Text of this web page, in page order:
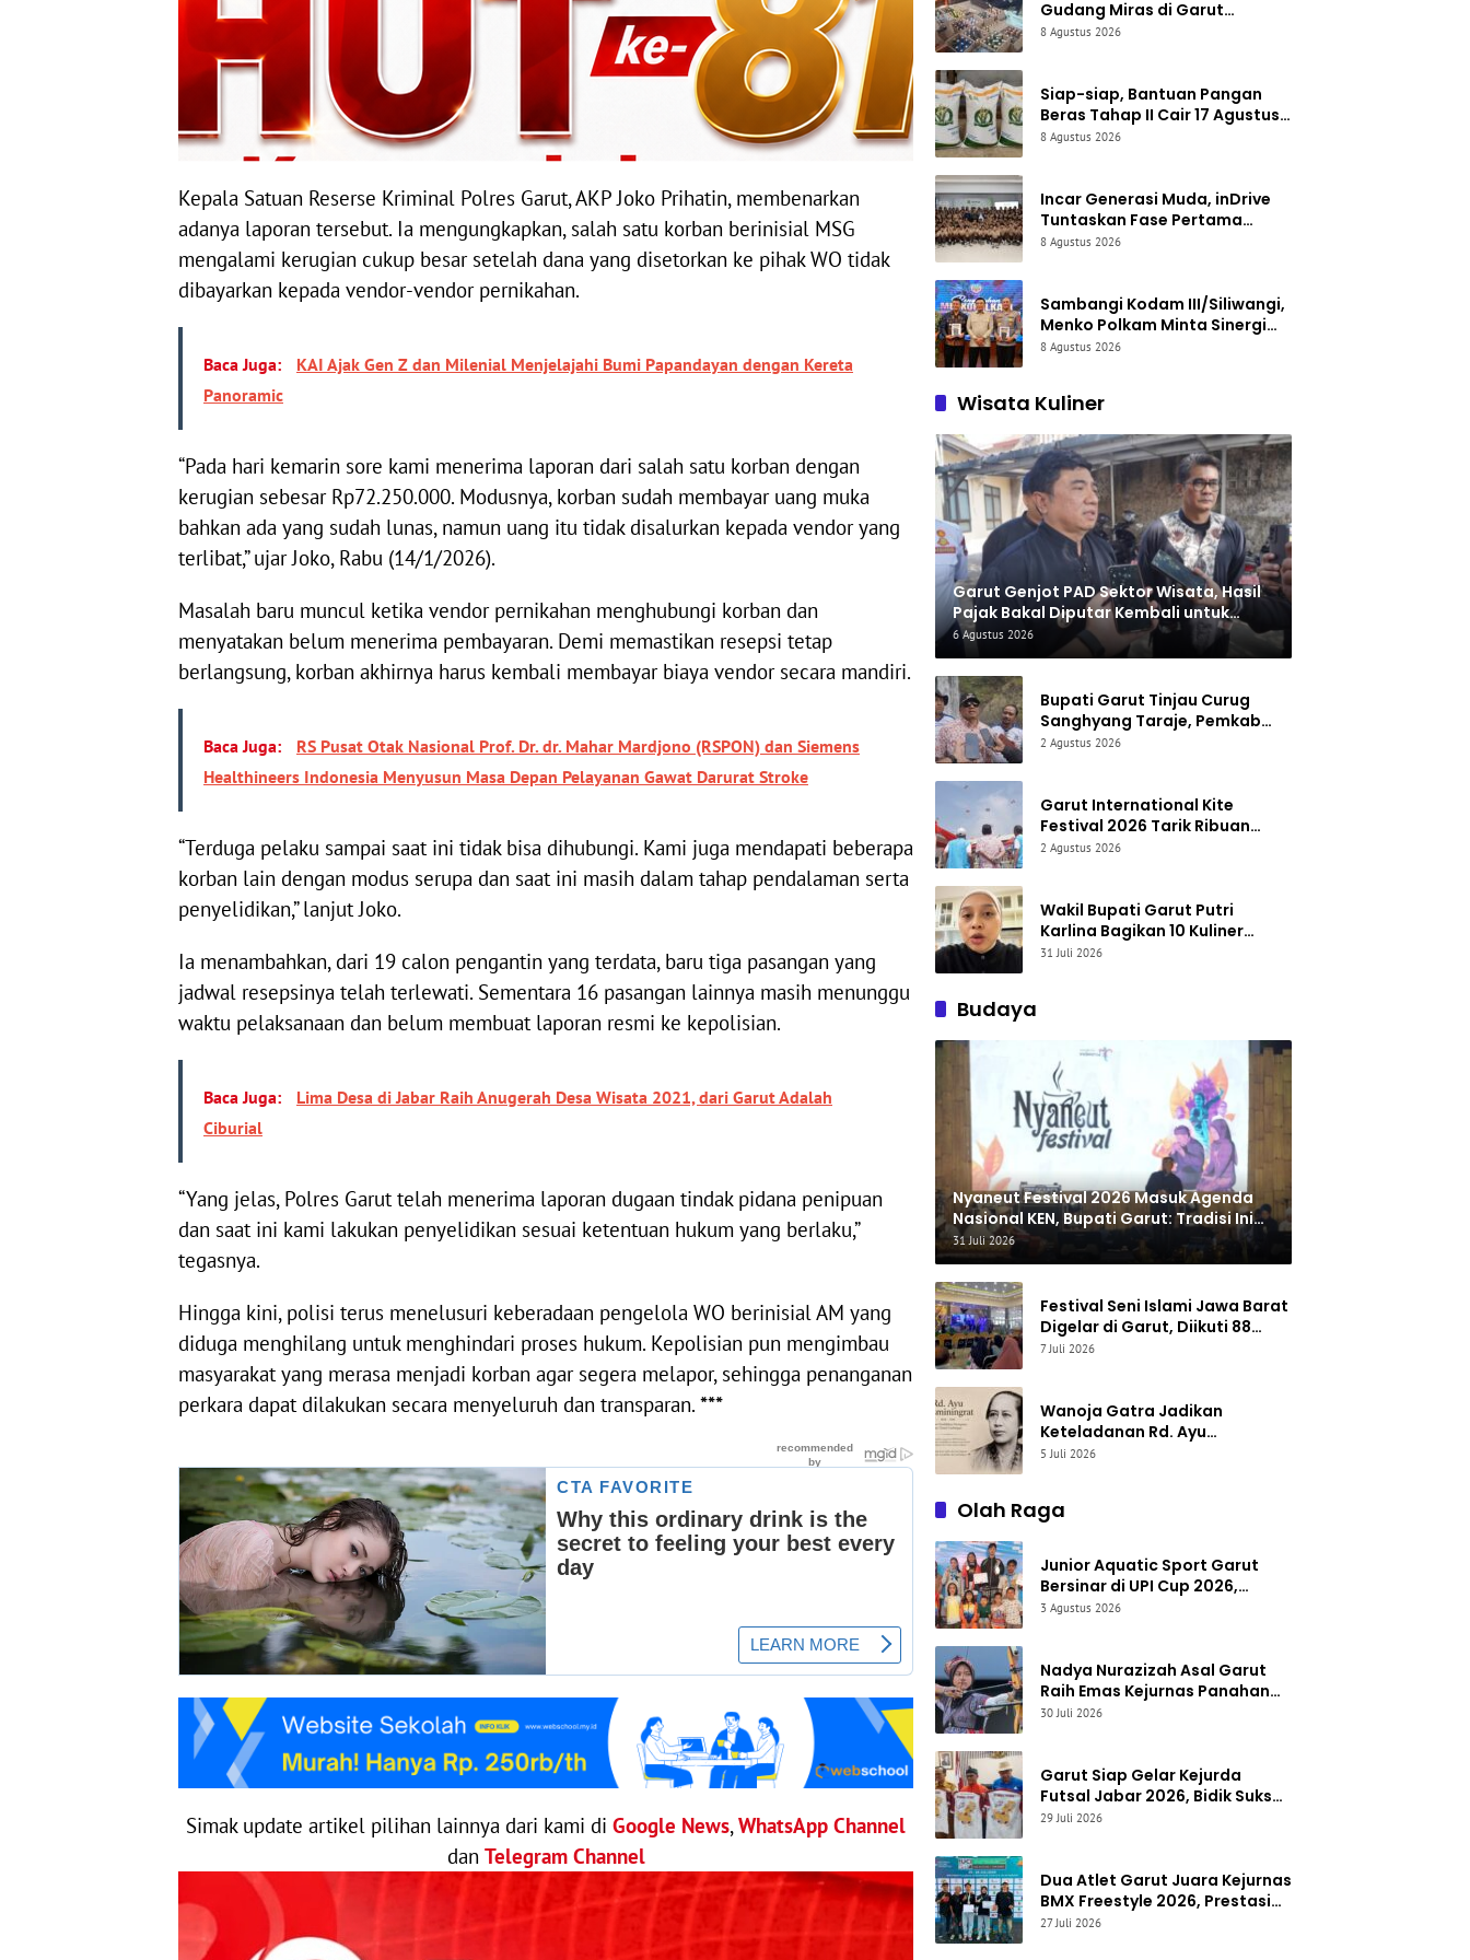
Kepala Satuan Reserse Kriminal Polres Garut, AKP Joko Prihatin, membenarkan
adanya laporan tersebut. Ia mengungkapkan, salah satu korban berinisial MSG
mengalami kerugian cukup besar setelah dana yang disetorkan ke pihak WO tidak
dibayarkan kepada vendor-vendor pernikahan.
Baca Juga:
KAI Ajak Gen Z dan Milenial Menjelajahi Bumi Papandayan dengan Kereta
Panoramic
“Pada hari kemarin sore kami menerima laporan dari salah satu korban dengan
kerugian sebesar Rp72.250.000. Modusnya, korban sudah membayar uang muka
bahkan ada yang sudah lunas, namun uang itu tidak disalurkan kepada vendor yang
terlibat,” ujar Joko, Rabu (14/1/2026).
Masalah baru muncul ketika vendor pernikahan menghubungi korban dan
menyatakan belum menerima pembayaran. Demi memastikan resepsi tetap
berlangsung, korban akhirnya harus kembali membayar biaya vendor secara mandiri.
Baca Juga:
RS Pusat Otak Nasional Prof. Dr. dr. Mahar Mardjono (RSPON) dan Siemens
Healthineers Indonesia Menyusun Masa Depan Pelayanan Gawat Darurat Stroke
“Terduga pelaku sampai saat ini tidak bisa dihubungi. Kami juga mendapati beberapa
korban lain dengan modus serupa dan saat ini masih dalam tahap pendalaman serta
penyelidikan,” lanjut Joko.
Ia menambahkan, dari 19 calon pengantin yang terdata, baru tiga pasangan yang
jadwal resepsinya telah terlewati. Sementara 16 pasangan lainnya masih menunggu
waktu pelaksanaan dan belum membuat laporan resmi ke kepolisian.
Baca Juga:
Lima Desa di Jabar Raih Anugerah Desa Wisata 2021, dari Garut Adalah
Ciburial
“Yang jelas, Polres Garut telah menerima laporan dugaan tindak pidana penipuan
dan saat ini kami lakukan penyelidikan sesuai ketentuan hukum yang berlaku,”
tegasnya.
Hingga kini, polisi terus menelusuri keberadaan pengelola WO berinisial AM yang
diduga menghilang untuk menghindari proses hukum. Kepolisian pun mengimbau
masyarakat yang merasa menjadi korban agar segera melapor, sehingga penanganan
perkara dapat dilakukan secara menyeluruh dan transparan. ***
Simak update artikel pilihan lainnya dari kami di Google News,WhatsApp Channel
dan Telegram Channel
Gudang Miras di Garut
Digerebek Polisi: 308 Botol
8 Agustus 2026
Siap-siap, Bantuan Pangan
Beras Tahap II Cair 17 Agustus
2026: Setiap KPM Dapat 30 Kg
8 Agustus 2026
Incar Generasi Muda, inDrive
Tuntaskan Fase Pertama
Edukasi Keselamatan
8 Agustus 2026
Sambangi Kodam III/Siliwangi,
Menko Polkam Minta Sinergi
Aparat-Warga Diperkuat demi
8 Agustus 2026
Wisata Kuliner
Garut Genjot PAD Sektor Wisata, Hasil
Pajak Bakal Diputar Kembali untuk
Perbaiki Akses Jalan
6 Agustus 2026
Bupati Garut Tinjau Curug
Sanghyang Taraje, Pemkab
Siapkan Penguatan
2 Agustus 2026
Garut International Kite
Festival 2026 Tarik Ribuan
Pengunjung, Bupati Syakur:
2 Agustus 2026
Wakil Bupati Garut Putri
Karlina Bagikan 10 Kuliner
Favorit, dari Yamin Manis
31 Juli 2026
Budaya
Nyaneut Festival 2026 Masuk Agenda
Nasional KEN, Bupati Garut: Tradisi Ini
Harus Jadi Kebanggaan Daerah
31 Juli 2026
Festival Seni Islami Jawa Barat
Digelar di Garut, Diikuti 88
Peserta untuk Lestarikan Seni
7 Juli 2026
Wanoja Gatra Jadikan
Keteladanan Rd. Ayu
Lasminingrat Inspirasi
5 Juli 2026
Olah Raga
Junior Aquatic Sport Garut
Bersinar di UPI Cup 2026,
Borong Medali dan Pecahkan
3 Agustus 2026
Nadya Nurazizah Asal Garut
Raih Emas Kejurnas Panahan
Junior 2026, Harumkan Nama
30 Juli 2026
Garut Siap Gelar Kejurda
Futsal Jabar 2026, Bidik Sukses
Prestasi dan Dongkrak Sport
29 Juli 2026
Dua Atlet Garut Juara Kejurnas
BMX Freestyle 2026, Prestasi
Diraih di Tengah Keterbatasan
27 Juli 2026